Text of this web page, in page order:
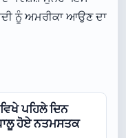
ਨੂੰ ਅਮਰੀਕਾ ਆਉਣ ਦਾ
ਪਹਿਲੇ ਦਿਨ
ਹੋਏ ਨਤਮਸਤਕ